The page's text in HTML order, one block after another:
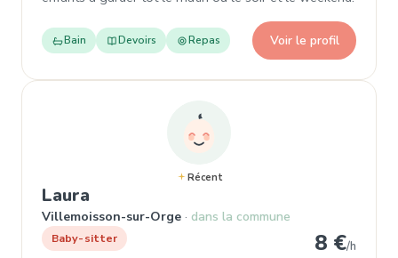
Bain Devoirs Repas Voir le profil
Récent
Laura
Villemoisson-sur-Orge dans la commune
Baby-sitter 8 €/h